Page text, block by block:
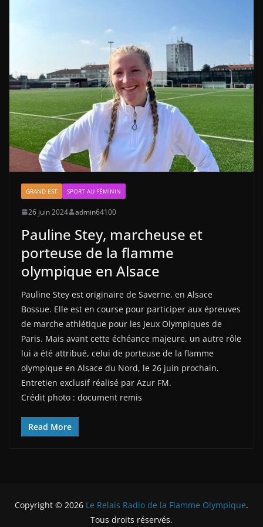
GRAND EST SPORT AU FÉMININ
26 juin 2024 admin64100
Pauline Stey, marcheuse et
porteuse de la flamme
olympique en Alsace
Pauline Stey est originaire de Saverne, en Alsace
Bossue. Elle est en course pour participer aux épreuves
de marche athlétique pour les Jeux Olympiques de
Paris. Mais avant cette échéance majeure, un autre rôle
lui a été attribué, celui de porteuse de la flamme
olympique en Alsace du Nord, le 26 juin prochain.
Entretien exclusif réalisé par Azur FM.
Crédit photo : document remis
Read More
Copyright © 2026 Le Relais Radio de la Flamme Olympique.
Tous droits réservés.